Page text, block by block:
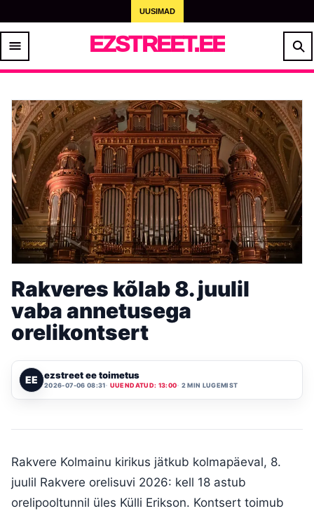
UUSIMAD
EZSTREET.EE
Rakveres kõlab 8. juulil
vaba annetusega
orelikontsert
EE ezstreet ee toimetus
2026-07-06 08:31 UUENDATUD: 13:00 2 MIN LUGEMIST
Rakvere Kolmainu kirikus jätkub kolmapäeval, 8.
juulil Rakvere orelisuvi 2026: kell 18 astub
orelipooltunnil üles Külli Erikson. Kontsert toimub